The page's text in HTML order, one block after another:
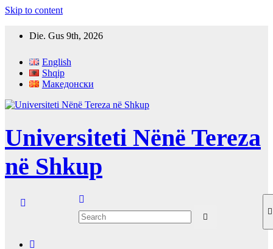
Skip to content
Die. Gus 9th, 2026
English
Shqip
Македонски
Universiteti Nënë Tereza
në Shkup